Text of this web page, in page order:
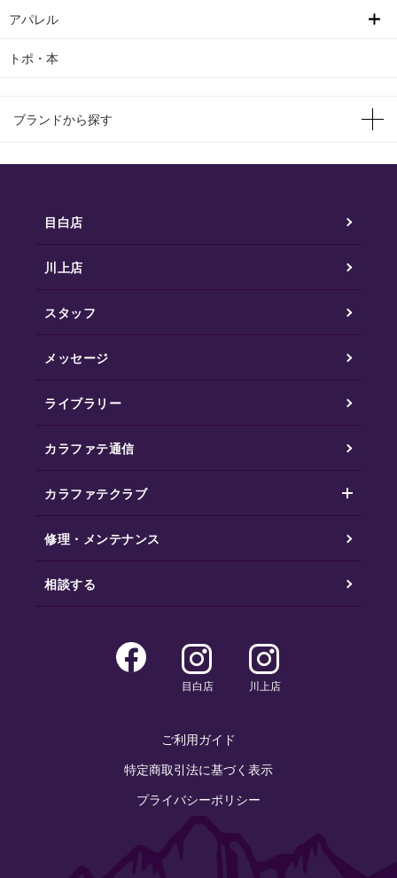
アパレル
トポ・本
ブランドから探す
目白店
川上店
スタッフ
メッセージ
ライブラリー
カラファテ通信
カラファテクラブ
修理・メンテナンス
相談する
目白店 川上店
ご利用ガイド
特定商取引法に基づく表示
プライバシーポリシー